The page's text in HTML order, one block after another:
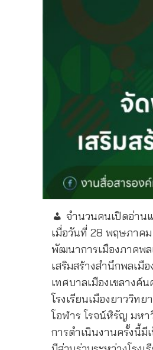
จำนวนคนเปิดอ่าน
เมื่อวันที่ 28 พฤษภาค
พัฒนาการเมืองภาคพล
เสริมสร้างสำนึกพลเมื
เทศบาลเมืองเขลางค์
โรงเรียนเมืองยาววิท
โอฬาร โรจน์หิรัญ มห
การดำเนินงานครั้งนี้มี